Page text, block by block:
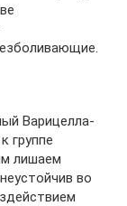
Варицелла-
группе
лишаем
во